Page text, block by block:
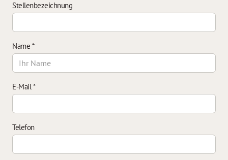
Stellenbezeichnung
Name *
E-Mail*
Telefon